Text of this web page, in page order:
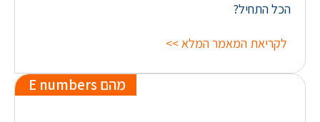
הכל התחיל?
לקריאת המאמר המלא >>
מהם E numbers